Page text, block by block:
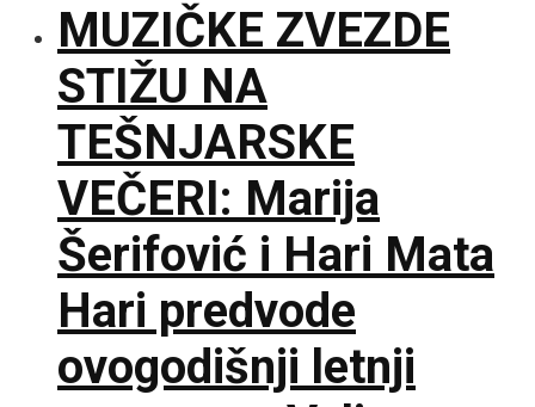
MUZIČKE ZVEZDE
STIŽU NA
TEŠNJARSKE
VEČERI: Marija
Šerifović i Hari Mata
Hari predvode
ovogodišnji letnji